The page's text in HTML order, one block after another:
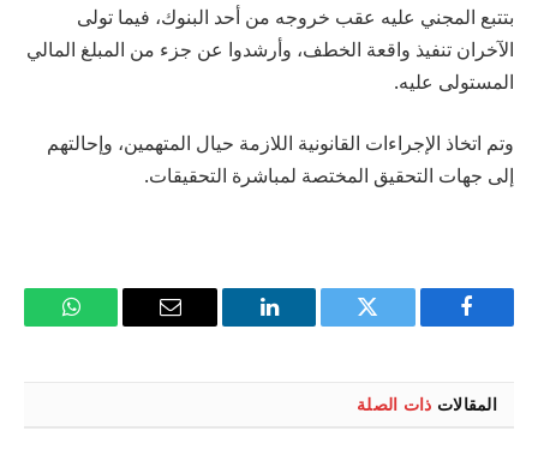
بتتبع المجني عليه عقب خروجه من أحد البنوك، فيما تولى
الآخران تنفيذ واقعة الخطف، وأرشدوا عن جزء من المبلغ المالي
المستولى عليه.
وتم اتخاذ الإجراءات القانونية اللازمة حيال المتهمين، وإحالتهم
إلى جهات التحقيق المختصة لمباشرة التحقيقات.
فيسبوك تويتر لينكدإن
البريد
واتساب
المقالات ذات الصلة